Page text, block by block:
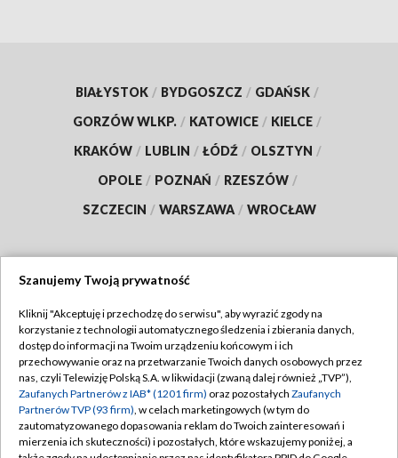
BIAŁYSTOK / BYDGOSZCZ / GDAŃSK /
GORZÓW WLKP. / KATOWICE / KIELCE /
KRAKÓW / LUBLIN / ŁÓDŹ / OLSZTYN /
OPOLE / POZNAŃ / RZESZÓW /
SZCZECIN / WARSZAWA / WROCŁAW
TVP
Abonament TVP
Emisja w TVP
Centrum informacji TVP
Naziemna Telewizja Cyfrowa
Regulamin TVP
Polityka prywatności
Moje zgody
Pomoc
Szanujemy Twoją prywatność
Kliknij "Akceptuję i przechodzę do serwisu", aby wyrazić zgody na
korzystanie z technologii automatycznego śledzenia i zbierania danych,
dostęp do informacji na Twoim urządzeniu końcowym i ich
przechowywanie oraz na przetwarzanie Twoich danych osobowych przez
nas, czyli Telewizję Polską S.A. w likwidacji (zwaną dalej również „TVP”),
Zaufanych Partnerów z IAB* (1201 firm) oraz pozostałych Zaufanych
Partnerów TVP (93 firm), w celach marketingowych (w tym do
zautomatyzowanego dopasowania reklam do Twoich zainteresowań i
mierzenia ich skuteczności) i pozostałych, które wskazujemy poniżej, a